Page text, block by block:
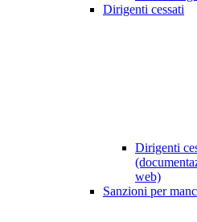
Dirigenti cessati
Dirigenti
web)
Sanzioni per